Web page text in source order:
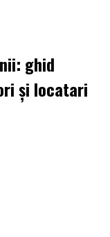
ghid
și locatari